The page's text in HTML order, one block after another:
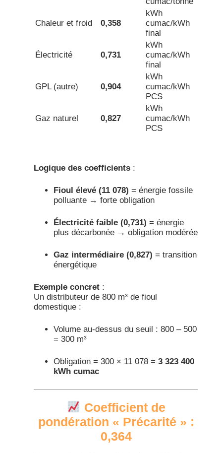
Chaleur et froid 0,358
kWh
cumac/kWh
final
Électricité 0,731
kWh
cumac/kWh
final
GPL (autre) 0,904
kWh
cumac/kWh
PCS
Gaz naturel 0,827
kWh
cumac/kWh
PCS
Logique des coefficients :
Fioul élevé (11 078) = énergie fossile
polluante → forte obligation
Électricité faible (0,731) = énergie
plus décarbonée → obligation modérée
Gaz intermédiaire (0,827) = transition
énergétique
Exemple concret :
Un distributeur de 800 m³ de fioul
domestique :
Volume au-dessus du seuil : 800 – 500
= 300 m³
Obligation = 300 × 11 078 = 3 323 400
kWh cumac
Coefficient de
pondération « Précarité » :
0,364